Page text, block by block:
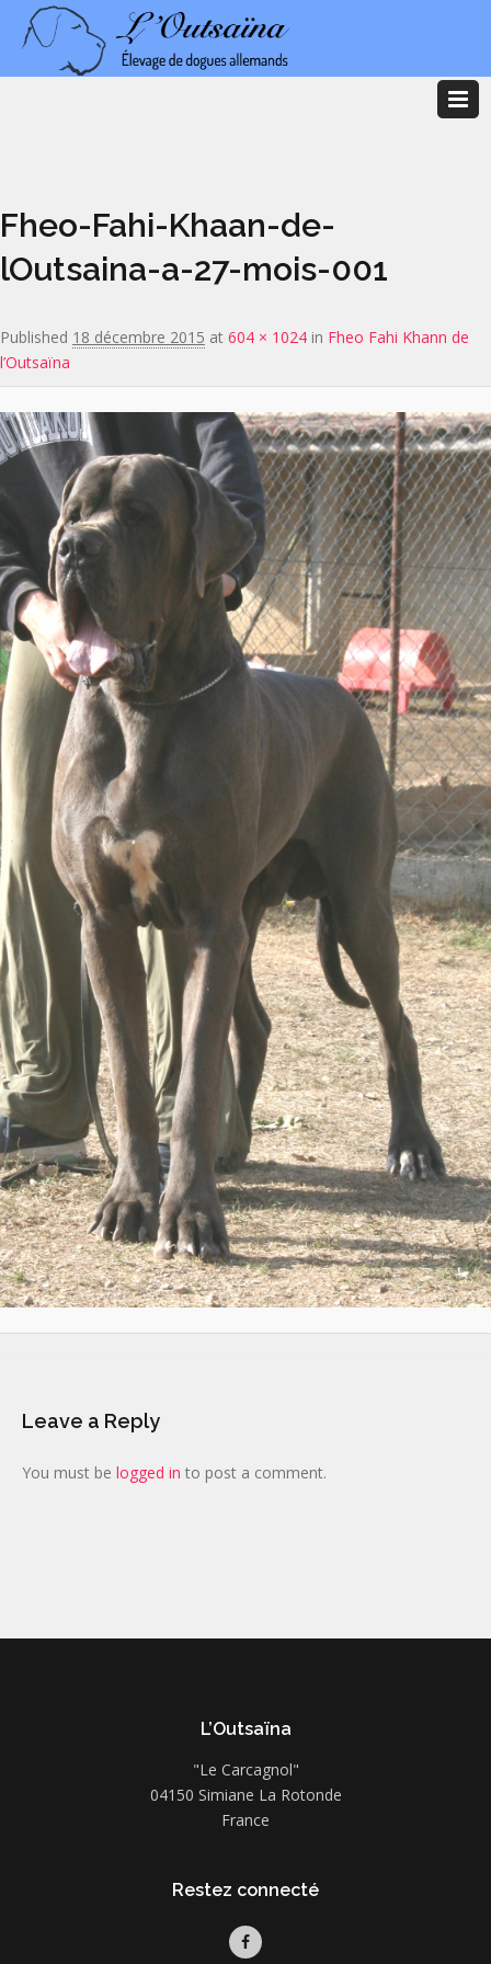
Fheo-Fahi-Khaan-de-
lOutsaina-a-27-mois-001
Published 18 décembre 2015 at 604 × 1024 in Fheo Fahi Khann de
l’Outsaïna
Leave a Reply
You must be logged in to post a comment.
L’Outsaïna
"Le Carcagnol"
04150 Simiane La Rotonde
France
Restez connecté